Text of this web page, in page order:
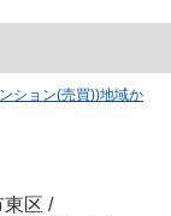
ション(売買))地域か
東区 /